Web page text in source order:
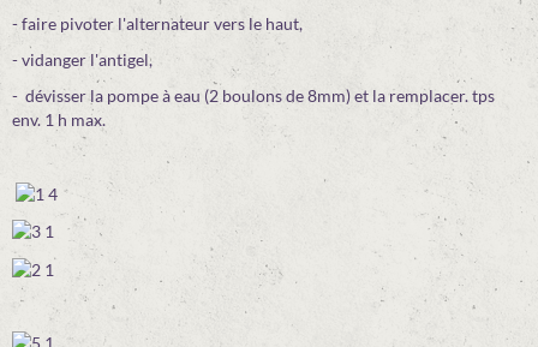
- faire pivoter l'alternateur vers le haut,
- vidanger l'antigel,
- dévisser la pompe à eau (2 boulons de 8mm) et la remplacer. tps
env. 1 h max.